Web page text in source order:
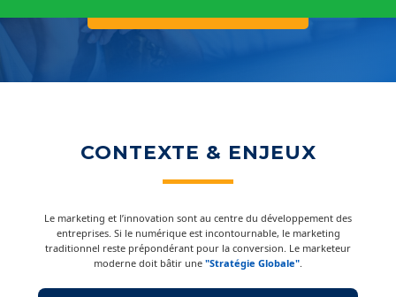
CONTEXTE & ENJEUX
Le marketing et l’innovation sont au centre du développement des
entreprises. Si le numérique est incontournable, le marketing
traditionnel reste prépondérant pour la conversion. Le marketeur
moderne doit bâtir une "Stratégie Globale"